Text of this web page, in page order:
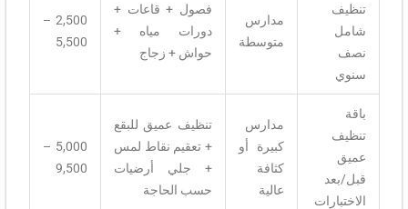
تنظيف
شامل
نصف
سنوي
مدارس
متوسطة
فصول + قاعات +
دورات مياه +
حواش + زجاج
2,500 –
5,500
باقة
تنظيف
عميق
قبل/بعد
الاختبارات
مدارس
كبيرة أو
كثافة
عالية
تنظيف عميق للبقع
+ تعقيم نقاط لمس
+ جلي أرضيات
حسب الحاجة
5,000 –
9,500